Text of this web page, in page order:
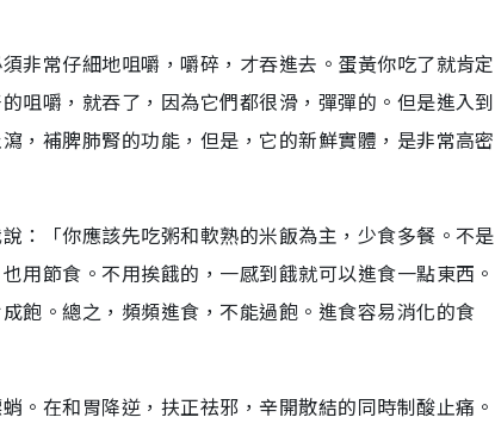
非常仔細地咀嚼，嚼碎，才吞進去。蛋黃你吃了就肯定
咀嚼，就吞了，因為它們都很滑，彈彈的。但是進入到
，補脾肺腎的功能，但是，它的新鮮實體，是非常高密
：「你應該先吃粥和軟熟的米飯為主，少食多餐。不是
用節食。不用挨餓的，一感到餓就可以進食一點東西。
飽。總之，頻頻進食，不能過飽。進食容易消化的食
。在和胃降逆，扶正祛邪，辛開散結的同時制酸止痛。